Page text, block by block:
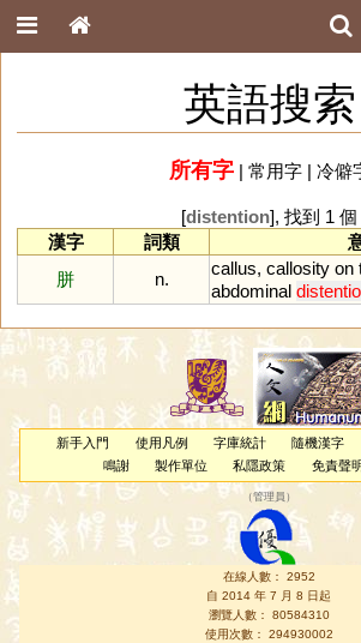
英語搜索
所有字| 常用字| 冷僻
[distention], 找到 1 個
漢字
詞類
胼
n.
callus, callosity on
abdominal
新手入門 使用凡例 字庫統計 隨機漢字
鳴謝
製作單位 私隱政策 免責聲明
（管理員 ）
在線人數： 2952
自 2014 年 7 月 8 日起
瀏覽人數： 80584310
使用次數： 294930002